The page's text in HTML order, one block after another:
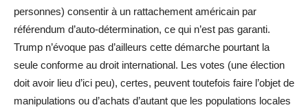
personnes) consentir à un rattachement américain par
référendum d’auto-détermination, ce qui n’est pas garanti.
Trump n’évoque pas d’ailleurs cette démarche pourtant la
seule conforme au droit international. Les votes (une élection
doit avoir lieu d’ici peu), certes, peuvent toutefois faire l’objet de
manipulations ou d’achats d’autant que les populations locales